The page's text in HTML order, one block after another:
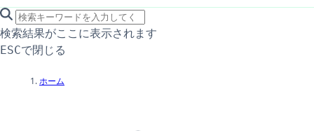
search icon
サイト内検索
検索結果がここに表示されます
ESCで閉じる
ホーム